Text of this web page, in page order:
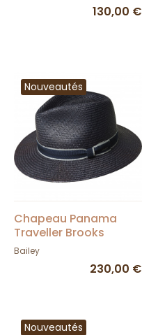
130,00 €
Nouveautés
Chapeau Panama
Traveller Brooks
Marine - Bailey
Bailey
230,00 €
Nouveautés